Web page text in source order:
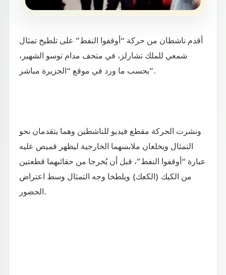
أقدم ناشطان من حركة “أوقفوا النفط” على تلطيخ تمثال
شمعي للملك تشارلز، في متحف مدام توسو الشهير،
بحسب ما ورد في موقع “الجزيرة مباشر”.
ونشرت الحركة مقطع فيديو للناشطين وهما يتقدمان نحو
التمثال ويخلعان ملابسهما الخارجية ليظهر قميص عليه
عبارة “أوقفوا النفط”، قبل أن يُخرجا من حقائبهما قطعتين
من الكيك (الكعك) ويلطخا وجه التمثال وسط اعتراض
الحضور.